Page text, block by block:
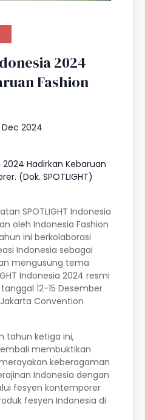
2024
Fashion
Dec 2024
2024 Hadirkan Kebaruan
(Dok. SPOTLIGHT)
SPOTLIGHT Indonesia
oleh Indonesia Fashion
ini berkolaborasi
Indonesia sebagai
mengusung tema
Indonesia 2024 resmi
12-15 Desember
Convention
tahun ketiga ini,
membuktikan
keberagaman
Indonesia dengan
fesyen kontemporer
fesyen Indonesia di